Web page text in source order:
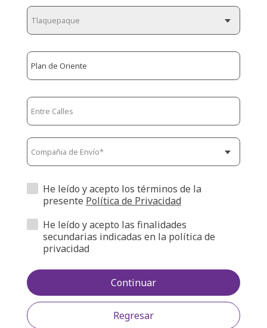
He leído y acepto los términos de la
presente Política de Privacidad
He leído y acepto las finalidades
secundarias indicadas en la política de
privacidad
Regresar
Continuar